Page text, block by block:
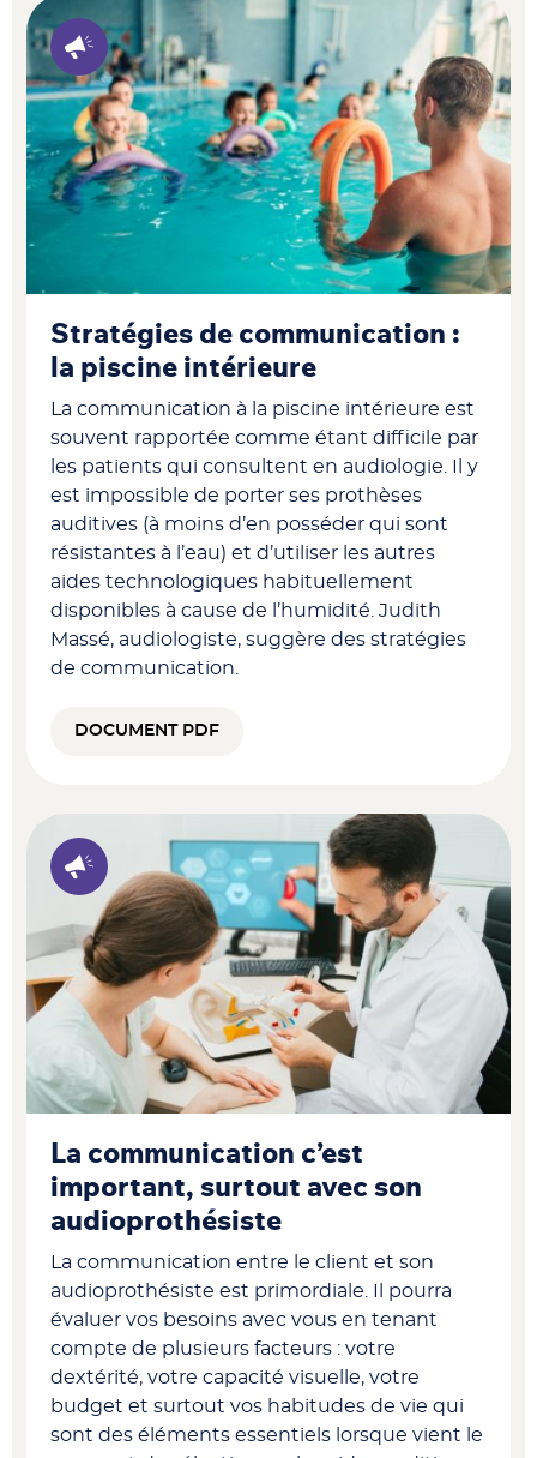
Stratégies de communication :
la piscine intérieure
La communication à la piscine intérieure est
souvent rapportée comme étant difficile par
les patients qui consultent en audiologie. Il y
est impossible de porter ses prothèses
auditives (à moins d’en posséder qui sont
résistantes à l’eau) et d’utiliser les autres
aides technologiques habituellement
disponibles à cause de l’humidité. Judith
Massé, audiologiste, suggère des stratégies
de communication.
DOCUMENT PDF
La communication c’est
important, surtout avec son
audioprothésiste
La communication entre le client et son
audioprothésiste est primordiale. Il pourra
évaluer vos besoins avec vous en tenant
compte de plusieurs facteurs : votre
dextérité, votre capacité visuelle, votre
budget et surtout vos habitudes de vie qui
sont des éléments essentiels lorsque vient le